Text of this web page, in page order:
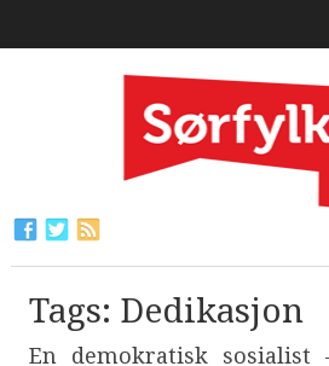
Tags: Dedikasjon
En demokratisk sosialist